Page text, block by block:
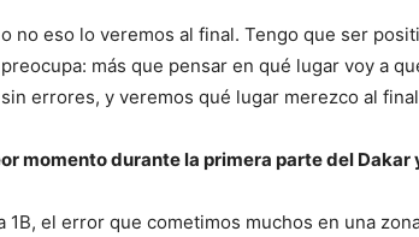
no eso lo veremos al final. Tengo que ser
más que pensar en qué lugar voy a
errores, y veremos qué lugar merezco al
momento durante la primera parte del Dakar
el error que cometimos muchos en una